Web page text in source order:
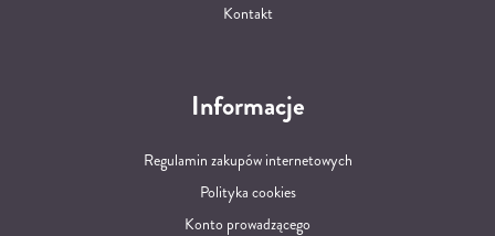
Kontakt
Informacje
Regulamin zakupów internetowych
Polityka cookies
Konto prowadzącego